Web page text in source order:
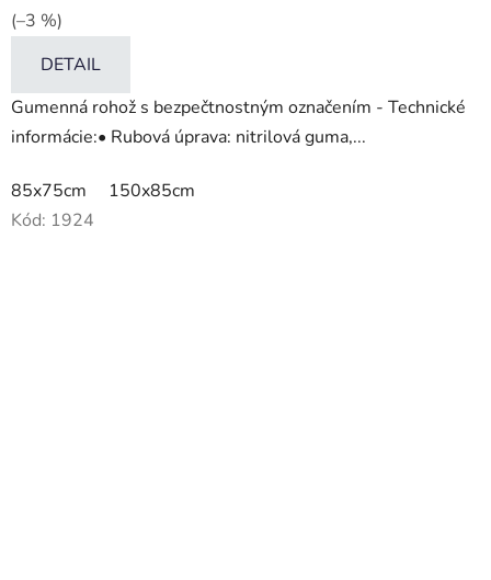
(–3 %)
DETAIL
Gumenná rohož s bezpečtnostným označením - Technické
informácie:• Rubová úprava: nitrilová guma,...
85x75cm
150x85cm
Kód: 1924